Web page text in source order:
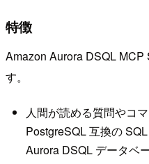
特徴
Amazon Aurora DSQL MCP
す。
人間が読める質問やコ
PostgreSQL 互換の
Aurora DSQL データベ